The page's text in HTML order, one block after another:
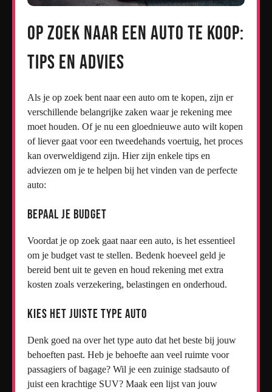
Op zoek naar een auto te koop:
Tips en advies
Als je op zoek bent naar een auto om te kopen, zijn er
verschillende belangrijke zaken waar je rekening mee
moet houden. Of je nu een gloednieuwe auto wilt kopen
of liever gaat voor een tweedehands voertuig, het proces
kan overweldigend zijn. Hier zijn enkele tips en
adviezen om je te helpen bij het vinden van de perfecte
auto:
Bepaal je budget
Voordat je op zoek gaat naar een auto, is het essentieel
om je budget vast te stellen. Bedenk hoeveel geld je
bereid bent uit te geven en houd rekening met extra
kosten zoals verzekering, belastingen en onderhoud.
Kies het juiste type auto
Denk goed na over het type auto dat het beste bij jouw
behoeften past. Heb je behoefte aan veel ruimte voor
passagiers of bagage? Wil je een zuinige stadsauto of
juist een krachtige SUV? Maak een lijst van jouw